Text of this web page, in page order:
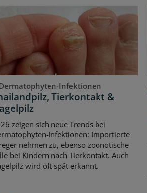
Dermatophyten-Infektionen
Tierkontakt &
zeigen sich neue Trends bei
Infektionen: Importierte
nehmen zu, ebenso zoonotische
bei Kindern nach Tierkontakt. Auch
wird oft spät erkannt.